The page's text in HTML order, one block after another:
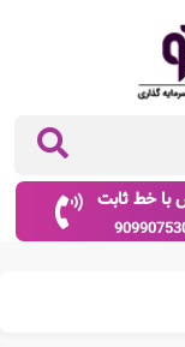
با خط ثابت